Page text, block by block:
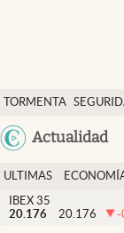
TORMENTA
Actualidad
Economía y finanzas
Política
Actualidad
Criptomonedas
ULTIMAS
NOTICIAS
FINANZAS
IBEX 35
20.176
20.176 -